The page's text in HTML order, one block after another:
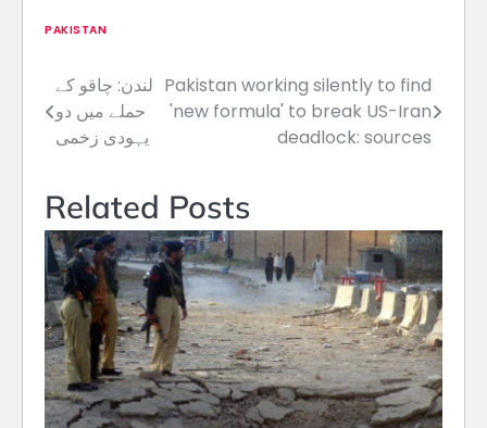
PAKISTAN
Post
navigation
لندن: چاقو کے
حملے میں دو
یہودی زخمی
Pakistan working silently to find
'new formula' to break US-Iran
deadlock: sources
Related Posts